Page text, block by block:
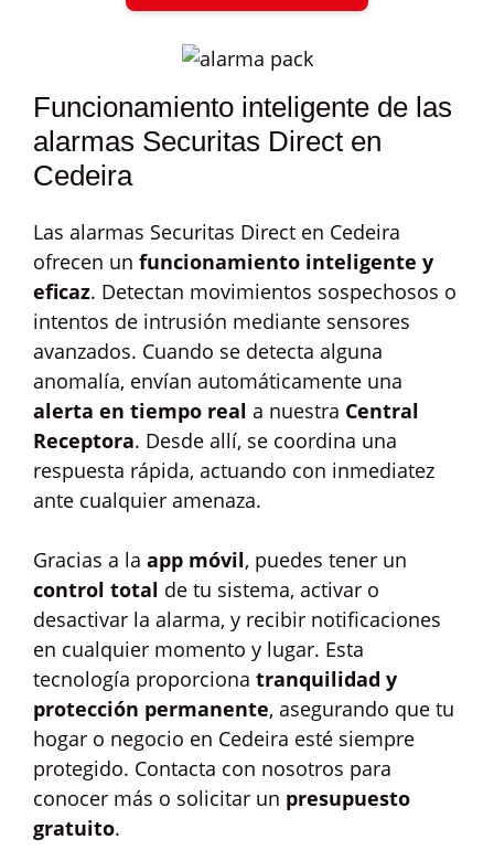
Funcionamiento inteligente de las
alarmas Securitas Direct en
Cedeira
Las alarmas Securitas Direct en Cedeira
ofrecen un funcionamiento inteligente y
eficaz. Detectan movimientos sospechosos o
intentos de intrusión mediante sensores
avanzados. Cuando se detecta alguna
anomalía, envían automáticamente una
alerta en tiempo real a nuestra Central
Receptora. Desde allí, se coordina una
respuesta rápida, actuando con inmediatez
ante cualquier amenaza.
Gracias a la app móvil, puedes tener un
control total de tu sistema, activar o
desactivar la alarma, y recibir notificaciones
en cualquier momento y lugar. Esta
tecnología proporciona tranquilidad y
protección permanente, asegurando que tu
hogar o negocio en Cedeira esté siempre
protegido. Contacta con nosotros para
conocer más o solicitar un presupuesto
gratuito.